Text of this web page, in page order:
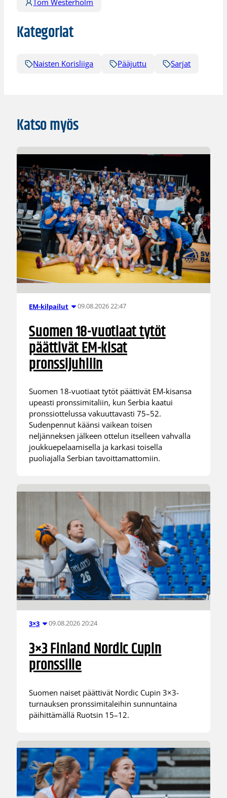
Kategoriat
Naisten Korisliiga Pääjuttu Sarjat
Katso myös
EM-kilpailut 09.08.2026 22:47
Suomen 18-vuotiaat tytöt
päättivät EM-kisat
pronssijuhliin
Suomen 18-vuotiaat tytöt päättivät EM-kisansa
upeasti pronssimitaliin, kun Serbia kaatui
pronssiottelussa vakuuttavasti 75–52.
Sudenpennut käänsi vaikean toisen
neljänneksen jälkeen ottelun itselleen vahvalla
joukkuepelaamisella ja karkasi toisella
puoliajalla Serbian tavoittamattomiin.
3×3 09.08.2026 20:24
3×3 Finland Nordic Cupin
pronssille
Suomen naiset päättivät Nordic Cupin 3×3-
turnauksen pronssimitaleihin sunnuntaina
päihittämällä Ruotsin 15–12.